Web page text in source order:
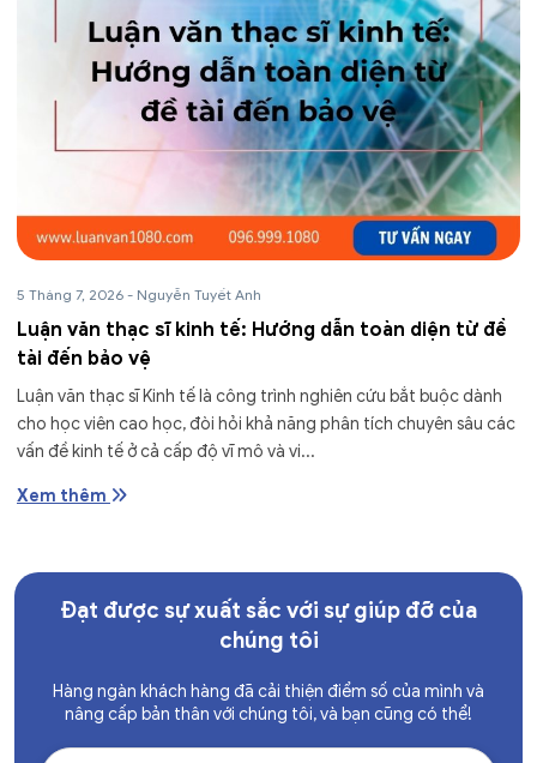
5 Tháng 7, 2026 - Nguyễn Tuyết Anh
Luận văn thạc sĩ kinh tế: Hướng dẫn toàn diện từ đề
tài đến bảo vệ
Luận văn thạc sĩ Kinh tế là công trình nghiên cứu bắt buộc dành
cho học viên cao học, đòi hỏi khả năng phân tích chuyên sâu các
vấn đề kinh tế ở cả cấp độ vĩ mô và vi...
Xem thêm
Đạt được sự xuất sắc với sự giúp đỡ của
chúng tôi
Hàng ngàn khách hàng đã cải thiện điểm số của mình và
nâng cấp bản thân với chúng tôi, và bạn cũng có thể!